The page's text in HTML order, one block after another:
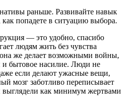
раньше. Развивайте навык
попадете в ситуацию выбора.
— это удобно, спасибо
людям жить без чувства
же делает возможными войны,
и бытовое насилие. Люди не
если делают ужасные вещи,
мозг заботливо переписывает
выглядели как минимум жертвами